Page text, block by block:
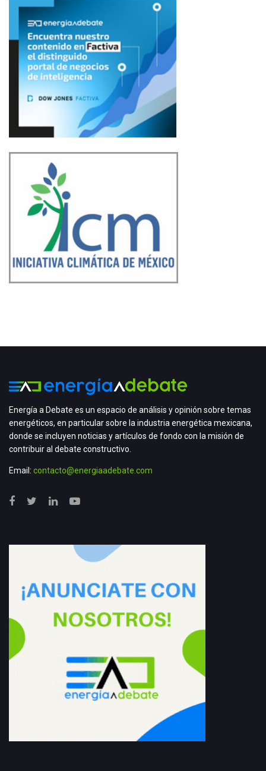
Energía a Debate es un espacio de análisis y opinión sobre temas
energéticos, en particular sobre la industria energética mexicana,
donde se incluyen noticias y artículos de fondo con la misión de
contribuir al debate constructivo.
Email: contacto@energiaadebate.com